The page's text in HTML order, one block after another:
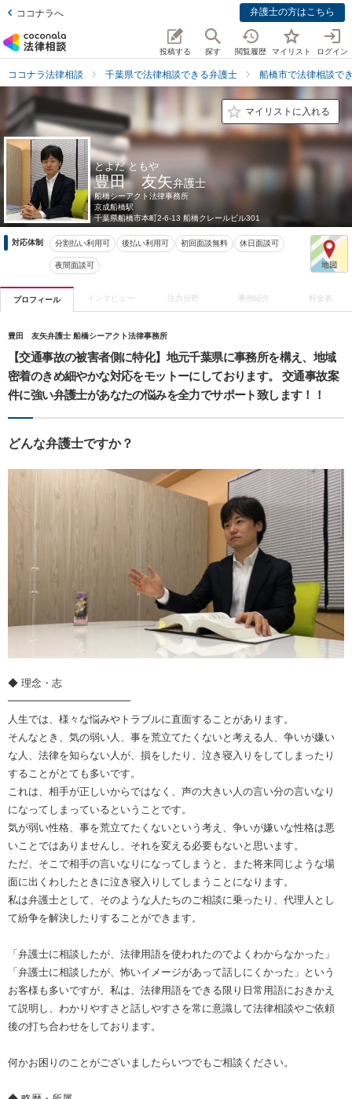
ココナラへ 弁護士の方はこちら
投稿する 探す 閲覧履歴 マイリスト ログイン
ココナラ法律相談 千葉県で法律相談できる弁護士 船橋市で法律相談で
マイリストに入れる
とよだ ともや
豊田 友矢弁護士
船橋シーアクト法律事務所
京成船橋駅
千葉県船橋市本町2-6-13 船橋クレールビル301
対応体制 分割払い利用可 後払い利用可 初回面談無料 休日面談可
夜間面談可
プロフィール インタビュー 注力分野 事例紹介 料金表
豊田 友矢弁護士 船橋シーアクト法律事務所
【交通事故の被害者側に特化】地元千葉県に事務所を構え、地域
密着のきめ細やかな対応をモットーにしております。 交通事故案
件に強い弁護士があなたの悩みを全力でサポート致します！！
どんな弁護士ですか？
◆ 理念・志
━━━━━━━━━━━━
人生では、様々な悩みやトラブルに直面することがあります。
そんなとき、気の弱い人、事を荒立てたくないと考える人、争いが嫌い
な人、法律を知らない人が、損をしたり、泣き寝入りをしてしまったり
することがとても多いです。
これは、相手が正しいからではなく、声の大きい人の言い分の言いなり
になってしまっているということです。
気が弱い性格、事を荒立てたくないという考え、争いが嫌いな性格は悪
いことではありませんし、それを変える必要もないと思います。
ただ、そこで相手の言いなりになってしまうと、また将来同じような場
面に出くわしたときに泣き寝入りしてしまうことになります。
私は弁護士として、そのような人たちのご相談に乗ったり、代理人とし
て紛争を解決したりすることができます。
「弁護士に相談したが、法律用語を使われたのでよくわからなかった」
「弁護士に相談したが、怖いイメージがあって話しにくかった」という
お客様も多いですが、私は、法律用語をできる限り日常用語におきかえ
て説明し、わかりやすさと話しやすさを常に意識して法律相談やご依頼
後の打ち合わせをしております。
何かお困りのことがございましたらいつでもご相談ください。